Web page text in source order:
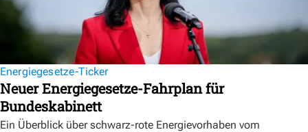
Energiegesetze-Ticker
Neuer Energiegesetze-Fahrplan für
Bundeskabinett
Ein Überblick über schwarz-rote Energievorhaben vom